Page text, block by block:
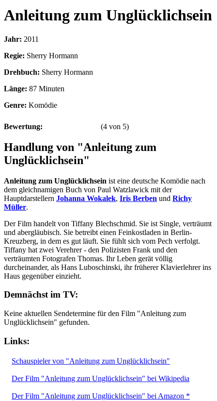
Anleitung zum Unglücklichsein
Jahr: 2011
Regie: Sherry Hormann
Drehbuch: Sherry Hormann
Länge: 87 Minuten
Genre: Komödie
Bewertung: (4 von 5)
Handlung von "Anleitung zum
Unglücklichsein"
Anleitung zum Unglücklichsein ist eine deutsche Komödie nach
dem gleichnamigen Buch von Paul Watzlawick mit der
Hauptdarstellern Johanna Wokalek, Iris Berben und Richy
Müller.
Der Film handelt von Tiffany Blechschmid. Sie ist Single, verträumt
und abergläubisch. Sie betreibt einen Feinkostladen in Berlin-
Kreuzberg, in dem es gut läuft. Sie fühlt sich vom Pech verfolgt.
Tiffany hat zwei Verehrer - den Polizisten Frank und den
verträumten Fotografen Thomas. Ihr Leben gerät völlig
durcheinander, als Hans Luboschinski, ihr früherer Klavierlehrer ins
Haus gegenüber einzieht.
Demnächst im TV:
Keine aktuellen Sendetermine für den Film "Anleitung zum
Unglücklichsein" gefunden.
Links:
Schauspieler von "Anleitung zum Unglücklichsein"
Der Film "Anleitung zum Unglücklichsein" bei Wikipedia
Der Film "Anleitung zum Unglücklichsein" bei Amazon *